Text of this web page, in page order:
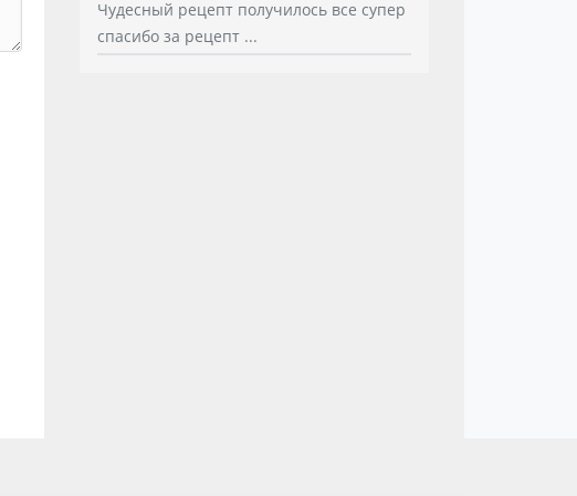
Чудесный рецепт получилось все супер
спасибо за рецепт ...